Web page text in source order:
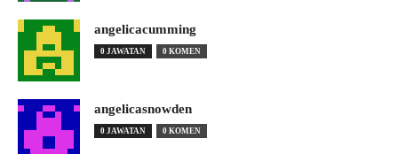
angelicacumming
0 JAWATAN 0 KOMEN
angelicasnowden
0 JAWATAN 0 KOMEN